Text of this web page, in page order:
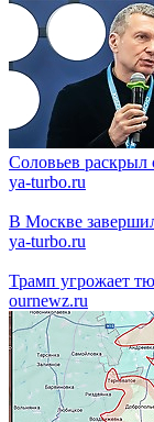
Соловьев раскрыл
ya-turbo.ru
В Москве
ya-turbo.ru
Трамп угрожает
ournewz.ru